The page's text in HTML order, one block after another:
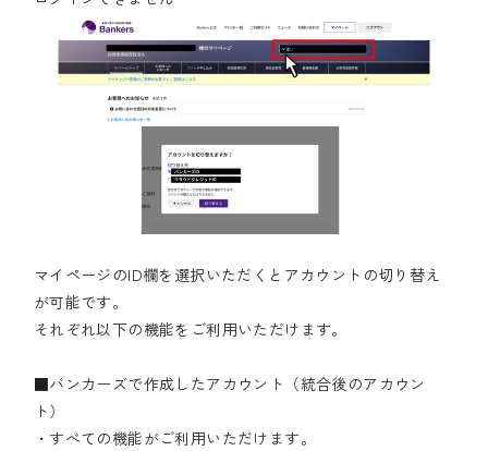
マイページのID欄を選択いただくとアカウントの切り替え
が可能です。
それぞれ以下の機能をご利用いただけます。
■バンカーズで作成したアカウント（統合後のアカウン
ト）
・すべての機能がご利用いただけます。